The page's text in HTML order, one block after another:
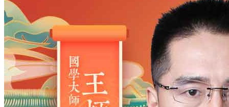
男
男 女
出生时间
2026年 日16 时26分
年
2028
2027 2026 2025 2024
2023